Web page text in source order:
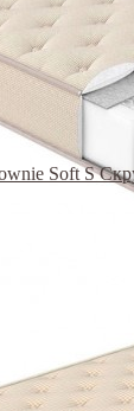
Soft S